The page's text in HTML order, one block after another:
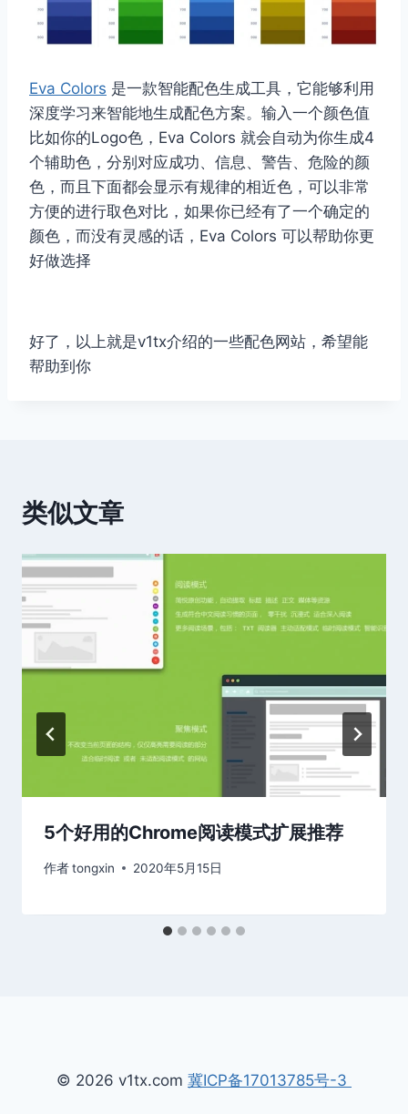
Eva Colors 是一款智能配色生成工具，它能够利用
深度学习来智能地生成配色方案。输入一个颜色值
比如你的Logo色，Eva Colors 就会自动为你生成4
个辅助色，分别对应成功、信息、警告、危险的颜
色，而且下面都会显示有规律的相近色，可以非常
方便的进行取色对比，如果你已经有了一个确定的
颜色，而没有灵感的话，Eva Colors 可以帮助你更
好做选择
好了，以上就是v1tx介绍的一些配色网站，希望能
帮助到你
类似文章
5个好用的Chrome阅读模式扩展推荐
作者tongxin 2020年5月15日
© 2026 v1tx.com 冀ICP备17013785号-3